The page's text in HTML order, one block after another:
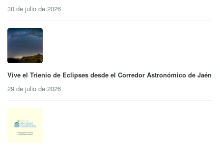
30 de julio de 2026
Vive el Trienio de Eclipses desde el Corredor Astronómico de Jaén
29 de julio de 2026